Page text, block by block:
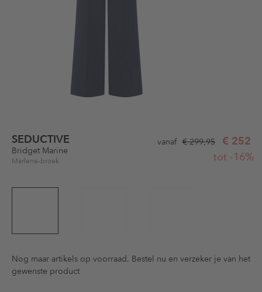
SEDUCTIVE
Bridget Marine
Marlene-broek
vanaf € 299,95
€ 252
tot -16%
Nog maar artikels op voorraad. Bestel nu en verzeker je van het
gewenste product